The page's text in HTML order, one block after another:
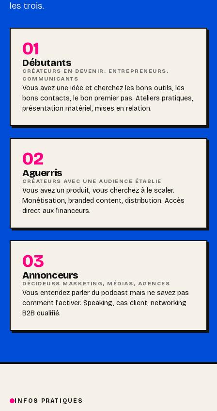
les trois.
01
Débutants
CRÉATEURS EN DEVENIR, ENTREPRENEURS,
COMMUNICANTS
Vous avez une idée et cherchez les bons outils, les
bons contacts, le bon premier pas. Ateliers pratiques,
présentation matériel, mises en relation.
02
Aguerris
CRÉATEURS AVEC UNE AUDIENCE ÉTABLIE
Vous avez un produit, vous cherchez à le scaler.
Monétisation, branded content, distribution. Accès
direct aux financeurs.
03
Annonceurs
DÉCIDEURS MARKETING, MÉDIAS, AGENCES
Vous entendez parler du podcast mais ne savez pas
comment l'activer. Speaking, cas client, networking
B2B qualifié.
INFOS PRATIQUES